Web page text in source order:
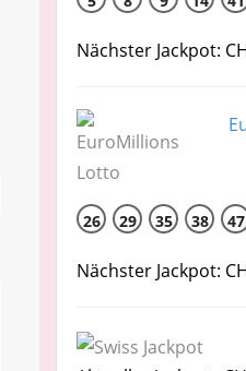
Nächster Jackpot:
26 29 35 38 47
Nächster Jackpot: